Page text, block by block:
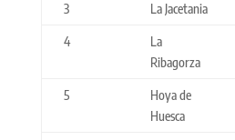
3 La Jacetania
4
La
Ribagorza
5
Hoya de
Huesca